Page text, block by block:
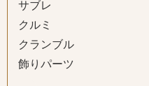
サブレ
クルミ
クランブル
飾りパーツ